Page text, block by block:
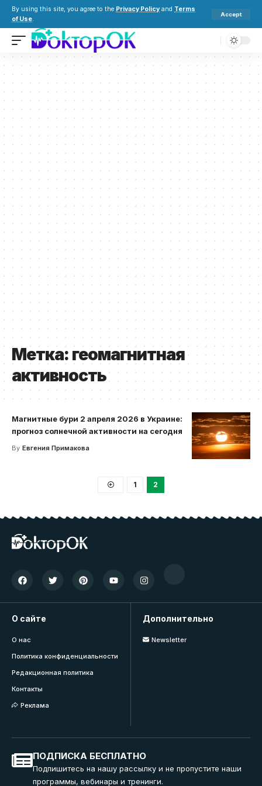
By using this site, you agree to the Privacy Policy and Terms
of Use.
Accept
Метка: геомагнитная
активность
Магнитные бури 2 апреля 2026 в Украине:
прогноз солнечной активности на сегодня
By Евгения Примакова
1 2
О сайте
О нас
Политика конфиденциальности
Редакционная политика
Контакты
Реклама
Дополнительно
Newsletter
ПОДПИСКА БЕСПЛАТНО
Подпишитесь на нашу рассылку и не пропустите наши
программы, вебинары и тренинги.